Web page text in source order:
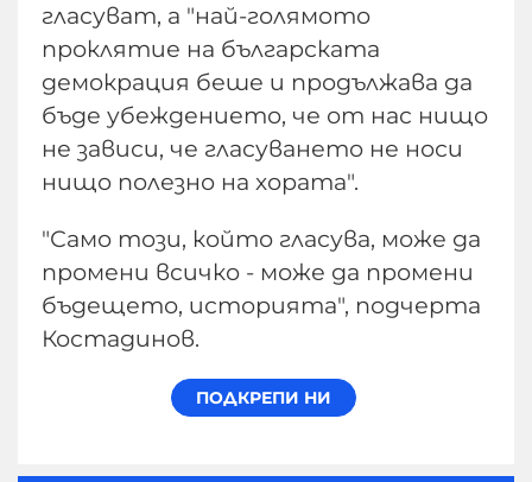
гласуват, а "най-голямото
проклятие на българската
демокрация беше и продължава да
бъде убеждението, че от нас нищо
не зависи, че гласуването не носи
нищо полезно на хората".
"Само този, който гласува, може да
промени всичко - може да промени
бъдещето, историята", подчерта
Костадинов.